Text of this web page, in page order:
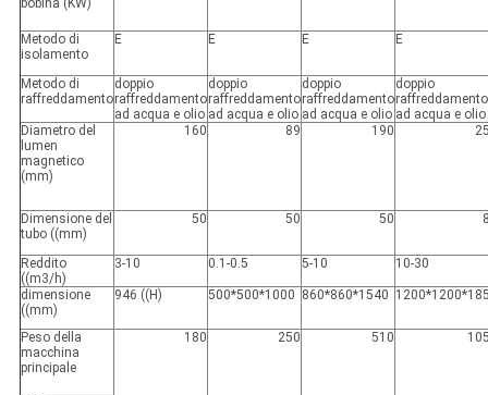
bobina (KW)
Metodo di
isolamento
E E E E
Metodo di
raffreddamento
doppio
raffreddamento
ad acqua e olio
doppio
raffreddamento
ad acqua e olio
doppio
raffreddamento
ad acqua e olio
doppio
raffreddamento
ad acqua e olio
Diametro del
lumen
magnetico
(mm)
160 89 190
Dimensione del
tubo ((mm)
50 50 50
Reddito
((m3/h)
3-10 0.1-0.5 5-10 10-30
dimensione
((mm)
946 ((H) 500*500*1000 860*860*1540
Peso della
macchina
principale
180 250 510